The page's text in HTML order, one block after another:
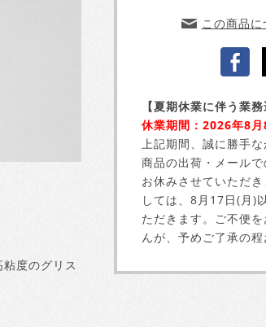
度のグリス
この商品
【夏期休業に伴う業
休業期間：2026年8
上記期間、誠に勝手な
商品の出荷・メール
お休みさせていただ
しては、8月17日(月)
ただきます。ご不便
んが、予めご了承の程